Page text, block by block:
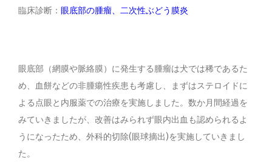
臨床診断： 眼底部の腫瘤、二次性ぶどう膜炎
眼底部（網膜や脈絡膜）に発生する腫瘤は犬では稀であるた
め、血餅などの非腫瘍性疾患も考慮し、まずはステロイドに
よる点眼と内服薬での治療を実施しました。数か月間経過を
みていきましたが、改善はみられず眼内出血も認められるよ
うになったため、外科的切除(眼球摘出)を実施していきまし
た。